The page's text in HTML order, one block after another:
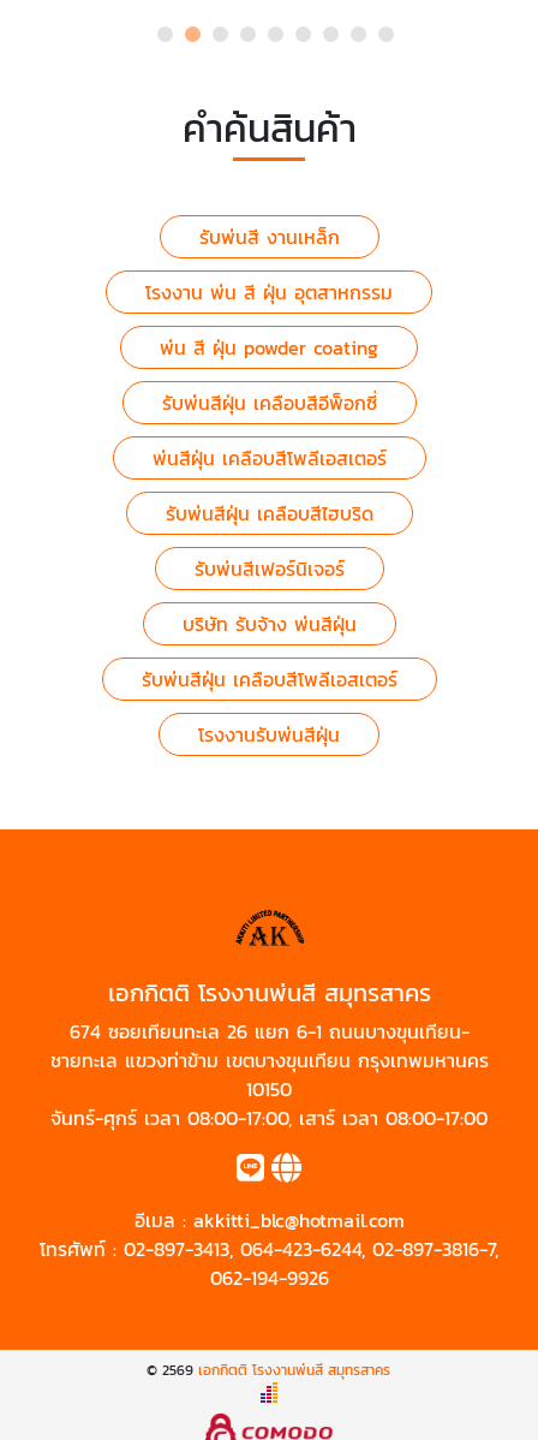
คำค้นสินค้า
รับพ่นสี งานเหล็ก
โรงงาน พ่น สี ฝุ่น อุตสาหกรรม
พ่น สี ฝุ่น powder coating
รับพ่นสีฝุ่น เคลือบสีอีพ็อกซี่
พ่นสีฝุ่น เคลือบสีโพลีเอสเตอร์
รับพ่นสีฝุ่น เคลือบสีไฮบริด
รับพ่นสีเฟอร์นิเจอร์
บริษัท รับจ้าง พ่นสีฝุ่น
รับพ่นสีฝุ่น เคลือบสีโพลีเอสเตอร์
โรงงานรับพ่นสีฝุ่น
เอกกิตติ โรงงานพ่นสี สมุทรสาคร
674 ซอยเทียนทะเล 26 แยก 6-1 ถนนบางขุนเทียน-
ชายทะเล แขวงท่าข้าม เขตบางขุนเทียน กรุงเทพมหานคร
10150
จันทร์-ศุกร์ เวลา 08:00-17:00, เสาร์ เวลา 08:00-17:00
อีเมล : akkitti_blc@hotmail.com
โทรศัพท์ : 02-897-3413, 064-423-6244, 02-897-3816-7,
062-194-9926
© 2569เอกกิตติ โรงงานพ่นสี สมุทรสาคร